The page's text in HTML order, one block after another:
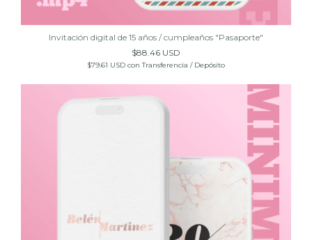
Invitación digital de 15 años / cumpleaños "Pasaporte"
$88.46 USD
$79.61 USD con Transferencia / Depósito